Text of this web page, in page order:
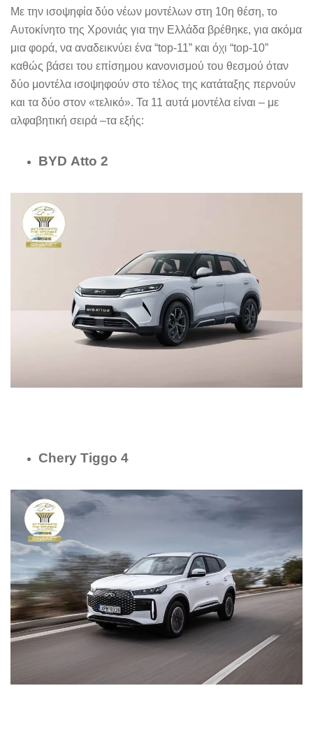
Με την ισοψηφία δύο νέων μοντέλων στη 10η θέση, το
Αυτοκίνητο της Χρονιάς για την Ελλάδα βρέθηκε, για ακόμα
μια φορά, να αναδεικνύει ένα “top-11” και όχι “top-10”
καθώς βάσει του επίσημου κανονισμού του θεσμού όταν
δύο μοντέλα ισοψηφούν στο τέλος της κατάταξης περνούν
και τα δύο στον «τελικό». Τα 11 αυτά μοντέλα είναι – με
αλφαβητική σειρά –τα εξής:
BYD Atto 2
Chery Tiggo 4